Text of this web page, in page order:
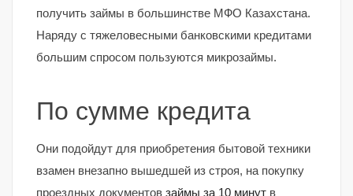
получить займы в большинстве МФО Казахстана.
Наряду с тяжеловесными банковскими кредитами
большим спросом пользуются микрозаймы.
По сумме кредита
Они подойдут для приобретения бытовой техники
взамен внезапно вышедшей из строя, на покупку
проездных документов займы за 10 минут в